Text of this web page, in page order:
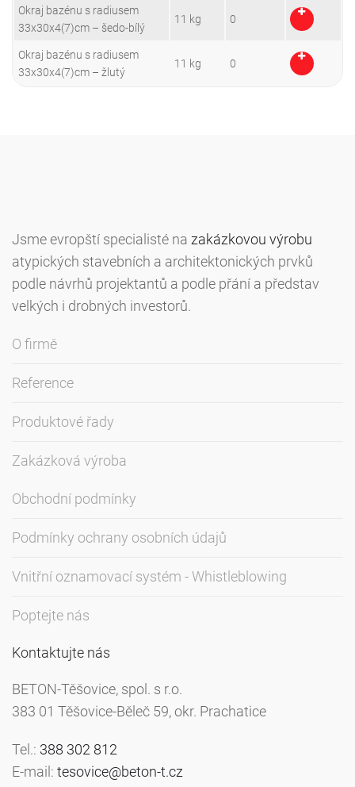
Okraj bazénu s radiusem
33x30x4(7)cm – šedo-bílý
11 kg 0
Okraj bazénu s radiusem
33x30x4(7)cm – žlutý
11 kg 0
Jsme evropští specialisté na zakázkovou výrobu
atypických stavebních a architektonických prvků
podle návrhů projektantů a podle přání a představ
velkých i drobných investorů.
O firmě
Reference
Produktové řady
Zakázková výroba
Obchodní podmínky
Podmínky ochrany osobních údajů
Vnitřní oznamovací systém - Whistleblowing
Poptejte nás
Kontaktujte nás
BETON-Těšovice, spol. s r.o.
383 01 Těšovice-Běleč 59, okr. Prachatice
Tel.: 388 302 812
E-mail: tesovice@beton-t.cz